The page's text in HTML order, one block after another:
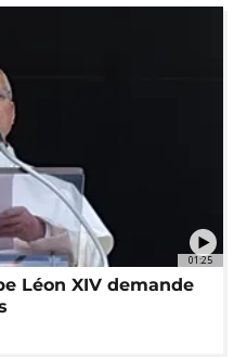
01:25
Léon XIV demande